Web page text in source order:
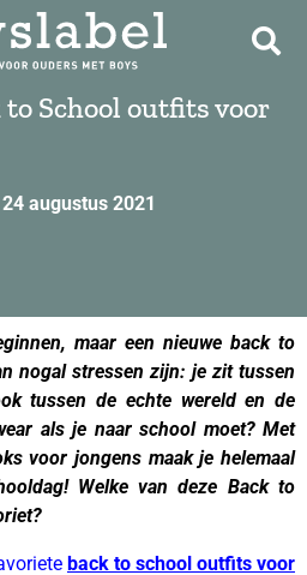
to School outfits voor
24 augustus 2021
maar een nieuwe back to
nogal stressen zijn: je zit tussen
tussen de echte wereld en de
als je naar school moet? Met
voor jongens maak je helemaal
Welke van deze Back to
back to school outfits voor